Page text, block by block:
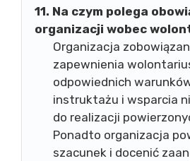
11. Na czym polega
organizacji wobec
Organizacja
zapewnienia
odpowiednich
instruktażu i wsparcia
do realizacji
Ponadto organizacja
szacunek i docenić